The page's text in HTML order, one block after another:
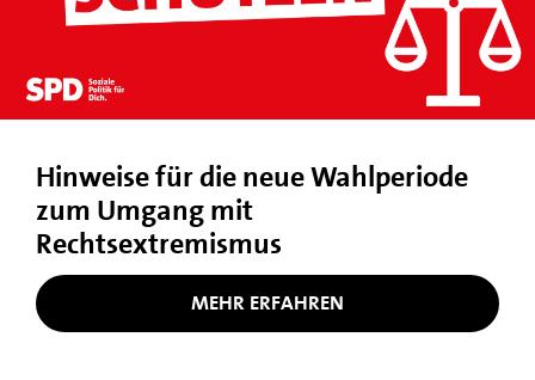
Hinweise für die neue Wahlperiode
zum Umgang mit
Rechtsextremismus
MEHR ERFAHREN